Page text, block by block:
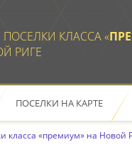
КЛАССА «
РИГЕ
ПОСЕЛКИ НА КАРТЕ
класса «премиум» на Новой